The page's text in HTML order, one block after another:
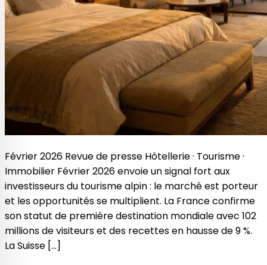
Février 2026 Revue de presse Hôtellerie · Tourisme ·
Immobilier Février 2026 envoie un signal fort aux
investisseurs du tourisme alpin : le marché est porteur
et les opportunités se multiplient. La France confirme
son statut de première destination mondiale avec 102
millions de visiteurs et des recettes en hausse de 9 %.
La Suisse […]